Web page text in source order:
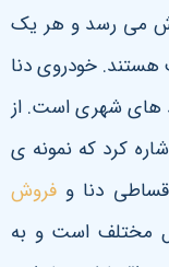
می رسد و هر یک
هستند. خودروی دنا
های شهری است. از
کرد که نمونه ی
دنا و فروش
مختلف است و به